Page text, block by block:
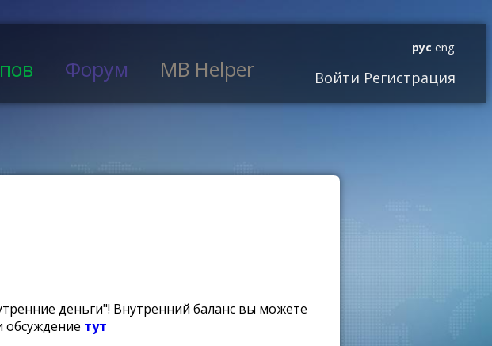
Форум MB Helper
рус eng
Войти Регистрация
деньги"! Внутренний баланс вы можете
обсуждение тут